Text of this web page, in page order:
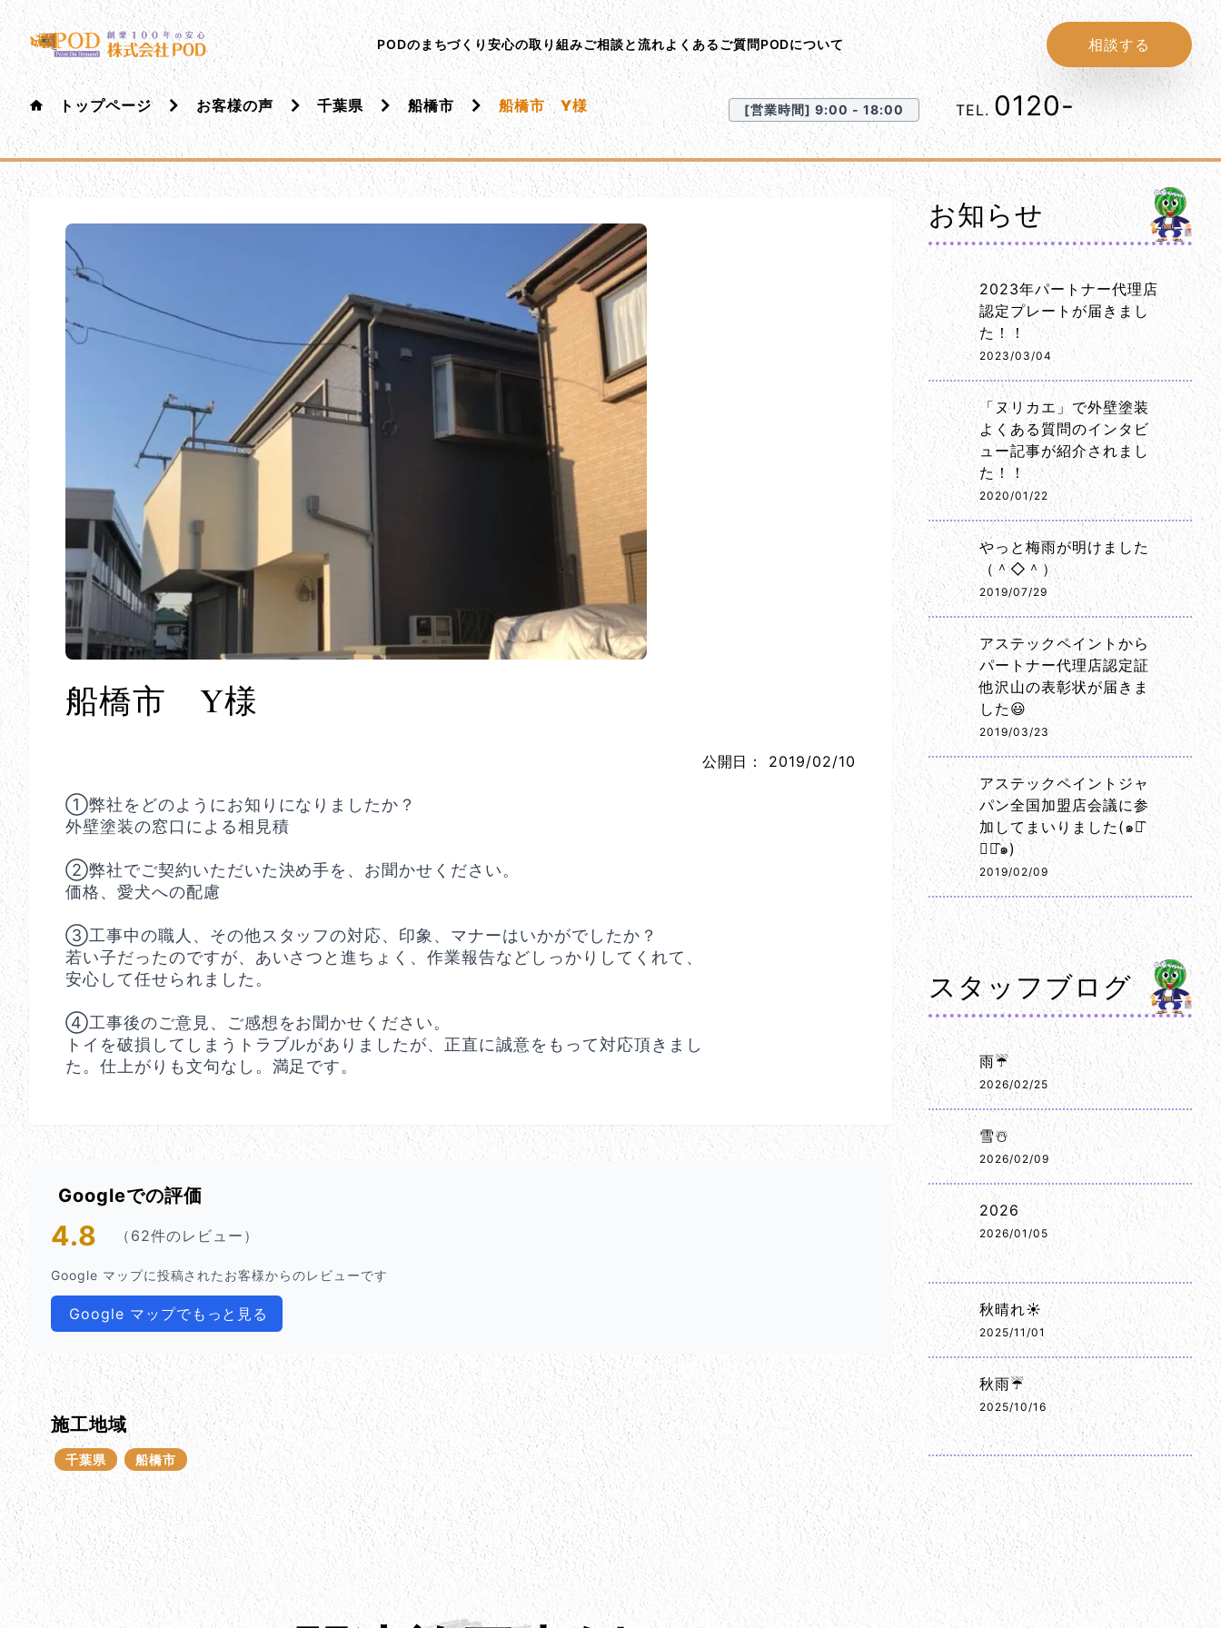
メインコンテンツにスキップ
株式会社ペイント・オン・デマンド
千葉の外壁塗装・屋根塗装なら創業100年の安心 ペイント･オン･デマンド
PODのまちづくり安心の取り組みご相談と流れよくあるご質問PODについて 相談する
トップページ お客様の声 千葉県 船橋市 船橋市 Y様 [営業時間] 9:00 - 18:00 TEL.0120-1152-86
船橋市 Y様
公開日： 2019/02/10
①弊社をどのようにお知りになりましたか？
外壁塗装の窓口による相見積
②弊社でご契約いただいた決め手を、お聞かせください。
価格、愛犬への配慮
③工事中の職人、その他スタッフの対応、印象、マナーはいかがでしたか？
若い子だったのですが、あいさつと進ちょく、作業報告などしっかりしてくれて、
安心して任せられました。
④工事後のご意見、ご感想をお聞かせください。
トイを破損してしまうトラブルがありましたが、正直に誠意をもって対応頂きまし
た。仕上がりも文句なし。満足です。
Googleでの評価
4.8 （62件のレビュー）
Google マップに投稿されたお客様からのレビューです
Google マップでもっと見る
施工地域
千葉県 船橋市
お知らせ
2023年パートナー代理店
認定プレートが届きまし
た！！
2023/03/04
「ヌリカエ」で外壁塗装
よくある質問のインタビ
ュー記事が紹介されまし
た！！
2020/01/22
やっと梅雨が明けました
（＾◇＾）
2019/07/29
アステックペイントから
パートナー代理店認定証
他沢山の表彰状が届きま
した😃
2019/03/23
アステックペイントジャ
パン全国加盟店会議に参
加してまいりました(๑･̑
◡･̑๑)
2019/02/09
スタッフブログ
雨☔
2026/02/25
雪☃️
2026/02/09
2026
2026/01/05
秋晴れ☀️
2025/11/01
秋雨☔
2025/10/16